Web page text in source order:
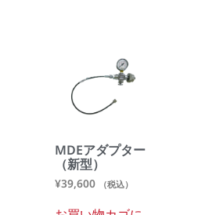
MDEアダプター
（新型）
¥39,600 （税込）